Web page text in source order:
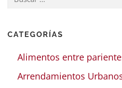
CATEGORÍAS
Alimentos entre
Arrendamientos